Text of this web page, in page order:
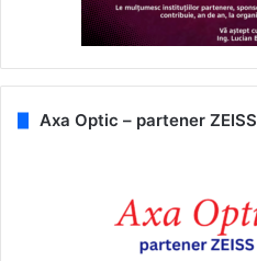
Axa Optic – partener ZEISS